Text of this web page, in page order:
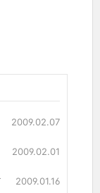
2009.02.07
2009.02.01
2009.01.16